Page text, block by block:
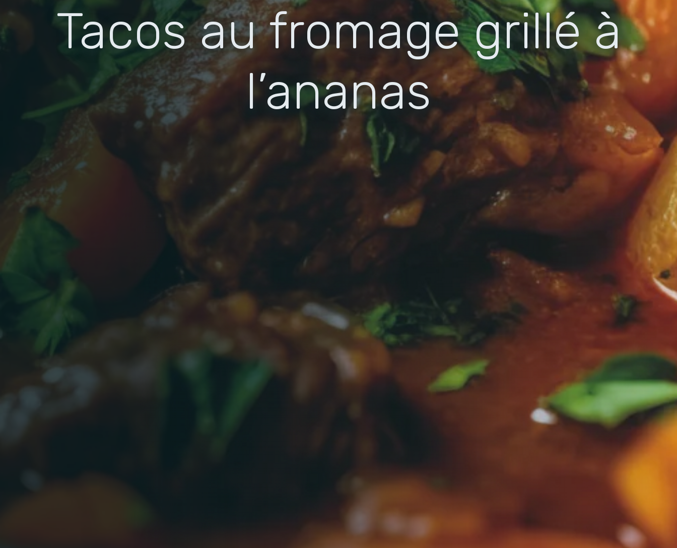
Tacos au fromage grillé à
l’ananas